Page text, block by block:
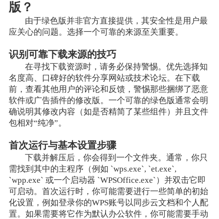
版？
由于绿色版并非官方直接提供，其安全性是用户最
应关心的问题。选择一个可靠的来源至关重要。
识别可靠下载来源的技巧
在寻找下载资源时，请务必保持警惕。优先选择知
名度高、口碑好的软件分享网站或技术论坛。在下载
前，查看其他用户的评论和反馈，警惕那些捆绑了恶意
软件或广告插件的修改版。一个可靠的绿色版通常会明
确说明其修改内容（如是否精简了某些组件）并且文件
包相对“纯净”。
首次运行与基本设置步骤
下载并解压后，你会得到一个文件夹。通常，你只
需找到其中的主程序（例如 `wps.exe`, `et.exe`,
`wpp.exe` 或一个启动器 `WPSOffice.exe`）并双击它即
可启动。首次运行时，你可能需要进行一些简单的初始
化设置，例如登录你的WPS账号以同步云文档和个人配
置。如果需要将它作为默认办公软件，你可能需要手动